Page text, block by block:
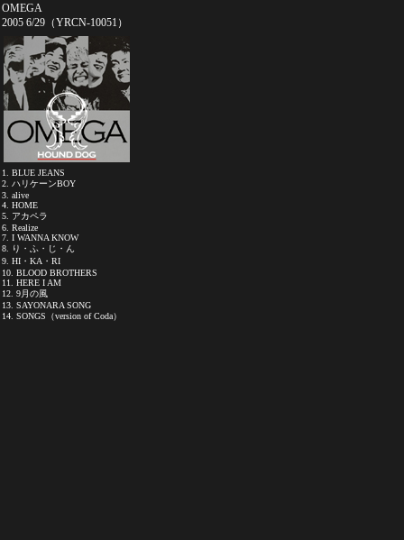
OMEGA
2005 6/29（YRCN-10051）
1. BLUE JEANS
2. ハリケーンBOY
3. alive
4. HOME
5. アカペラ
6. Realize
7. I WANNA KNOW
8. り・ふ・じ・ん
9. HI・KA・RI
10. BLOOD BROTHERS
11. HERE I AM
12. 9月の風
13. SAYONARA SONG
14. SONGS（version of Coda）